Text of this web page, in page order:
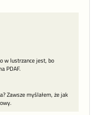
w lustrzance jest, bo
PDAF.
Zawsze myślałem, że jak